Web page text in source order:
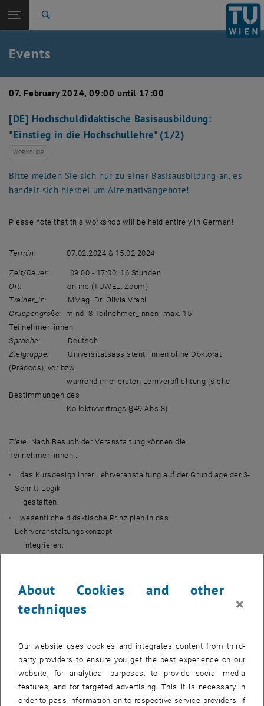
TU Login
Quicklinks
Toggle quicklinks menu
Studies
Career
Back to:
Events
Create event
Events
07. February 2024, 09:00 until 17:00
[DE] Hochschuldidaktische Basisausbildung:
"Einstieg in die Hochschullehre" (1/2)
WORKSHOP
Bitte melden Sie sich nur zu einer Basisausbildung an, es
handelt sich hierbei um Alternativangebote!
Please note that this workshop will be held entirely in German!
Termin:07.02.2024 & 15.02.2024
Zeit/Dauer: 09:00 - 17:00; 16 Stunden
Ort:online (TUWEL, Zoom)
Trainer_in: MMag. Dr. Olivia Vrabl
Gruppengröße: mind. 8 Teilnehmer_innen; max. 15
Teilnehmer_innen
Sprache: Deutsch
Zielgruppe: Universitätsassistent_innen ohne Doktorat
(Prädocs), vor bzw.
während ihrer ersten Lehrverpflichtung (siehe
Bestimmungen des
Kollektivvertrags §49 Abs.8)
Ziele: Nach Besuch der Veranstaltung können die
Teilnehmer_innen...
…das Kursdesign ihrer Lehrveranstaltung auf der Grundlage der 3-
Schritt-Logik
gestalten.
…wesentliche didaktische Prinzipien in das
Lehrveranstaltungskonzept
integrieren.
Curricula entwickeln.
…Aufgabenstellungen und Lehrveranstaltungsbeschreibungen
persönlichen
Lehrphilosophie benennen.
Inhalt:
3-Schritt-Logik (Constructive Alignment)
About Cookies and other
techniques
×
Our website uses cookies and integrates content from third-
party providers to ensure you get the best experience on our
website, for analytical purposes, to provide social media
features, and for targeted advertising. This it is necessary in
order to pass information on to respective service providers. If